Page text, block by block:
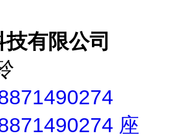
有限公司
座